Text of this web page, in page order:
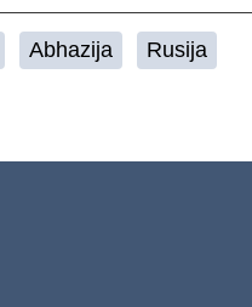
Abhazija Rusija